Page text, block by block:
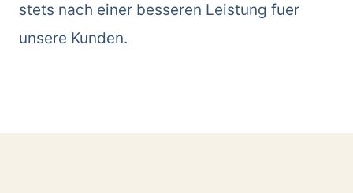
stets nach einer besseren Leistung fuer
unsere Kunden.